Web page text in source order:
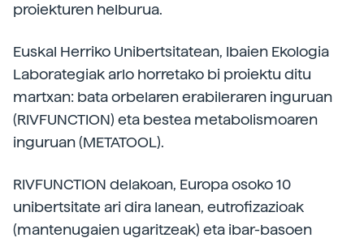
proiekturen helburua.
Euskal Herriko Unibertsitatean, Ibaien Ekologia
Laborategiak arlo horretako bi proiektu ditu
martxan: bata orbelaren erabileraren inguruan
(RIVFUNCTION) eta bestea metabolismoaren
inguruan (METATOOL).
RIVFUNCTION delakoan, Europa osoko 10
unibertsitate ari dira lanean, eutrofizazioak
(mantenugaien ugaritzeak) eta ibar-basoen